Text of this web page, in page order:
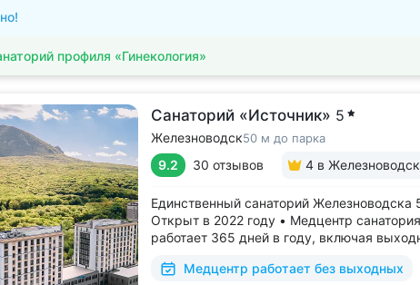
профиля «Гинекология»
Санаторий «Источник» 5
Железноводск50 м до парка
9.2 30 отзывов 4 в
Единственный санаторий Железноводска
Открыт в 2022 году • Медцентр санатория
работает 365 дней в году, включая
доступности курортный парк, Пушкинская
Медцентр работает без выходных